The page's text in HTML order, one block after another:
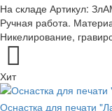
На складе Артикул:
Ручная работа.
Никелирование,
Хит
Оснастка для печати